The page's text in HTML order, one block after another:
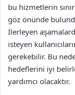
bu hizmetlerin
göz önünde
İlerleyen
isteyen
gerekebilir. Bu
hedeflerini iyi
yardımcı olacaktır.